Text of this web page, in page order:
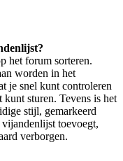
het forum sorteren.
worden in het
je snel kunt controleren
sturen. Tevens is het
stijl, gemarkeerd
toevoegt,
verborgen.